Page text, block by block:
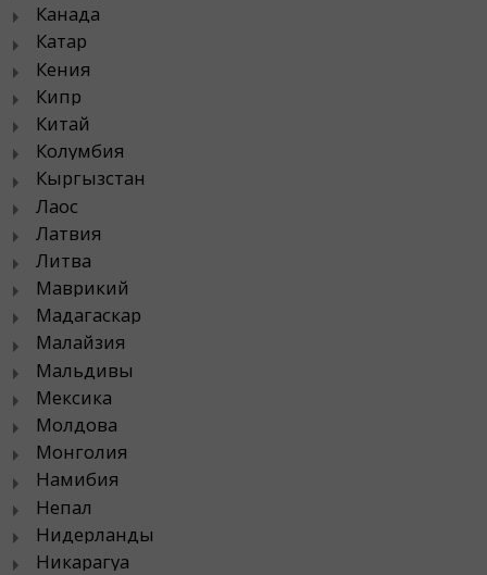
Канада
Катар
Кения
Кипр
Китай
Колумбия
Кыргызстан
Лаос
Латвия
Литва
Маврикий
Мадагаскар
Малайзия
Мальдивы
Мексика
Молдова
Монголия
Намибия
Непал
Нидерланды
Никарагуа